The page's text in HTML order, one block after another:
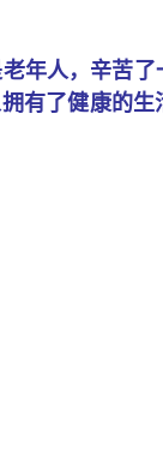
年人，辛苦
有了健康的